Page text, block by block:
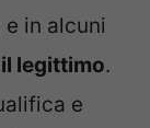
in alcuni
legittimo.
e